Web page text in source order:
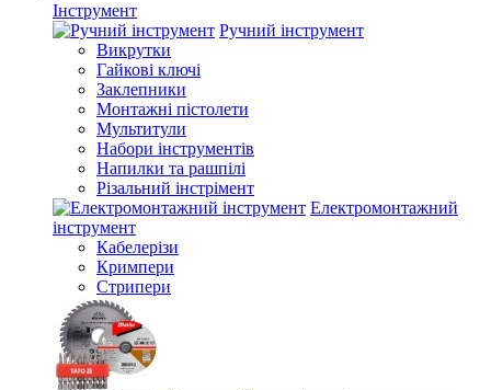
Інструмент
Ручний інструмент
Викрутки
Гайкові ключі
Заклепники
Монтажні пістолети
Мультитули
Набори інструментів
Напилки та рашпілі
Різальний інстрімент
Електромонтажний
інструмент
Кабелерізи
Кримпери
Стрипери